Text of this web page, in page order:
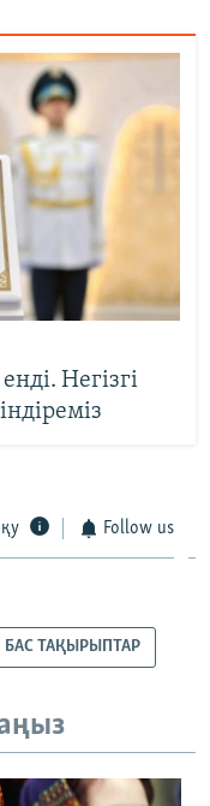
Негізгі
Follow us
БАС ТАҚЫРЫПТАР